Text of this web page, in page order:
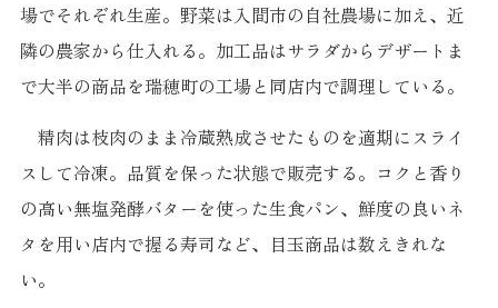
場でそれぞれ生産。野菜は入間市の自社農場に加え、近
隣の農家から仕入れる。加工品はサラダからデザートま
で大半の商品を瑞穂町の工場と同店内で調理している。
精肉は枝肉のまま冷蔵熟成させたものを適期にスライ
スして冷凍。品質を保った状態で販売する。コクと香り
の高い無塩発酵バターを使った生食パン、鮮度の良いネ
タを用い店内で握る寿司など、目玉商品は数えきれな
い。